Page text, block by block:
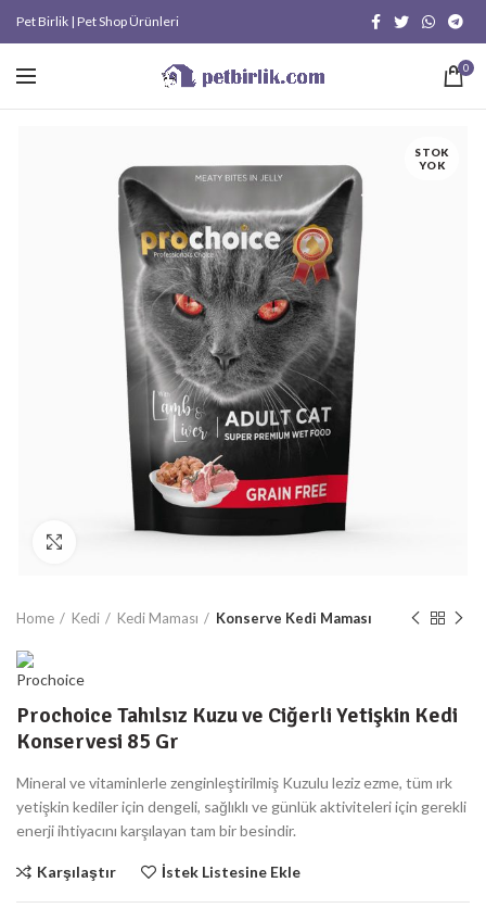
Pet Birlik | Pet Shop Ürünleri
0
STOK
YOK
Home Kedi Kedi Maması Konserve Kedi Maması
Prochoice Tahılsız Kuzu ve Ciğerli Yetişkin Kedi
Konservesi 85 Gr
Mineral ve vitaminlerle zenginleştirilmiş Kuzulu leziz ezme, tüm ırk
yetişkin kediler için dengeli, sağlıklı ve günlük aktiviteleri için gerekli
enerji ihtiyacını karşılayan tam bir besindir.
Karşılaştır İstek Listesine Ekle